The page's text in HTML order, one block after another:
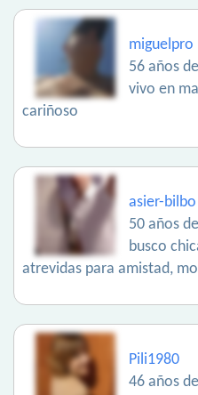
miguelpro
56 años
vivo en
cariñoso
asier-bilbo
50 años
busco
atrevidas para amistad,
Pili1980
46 años